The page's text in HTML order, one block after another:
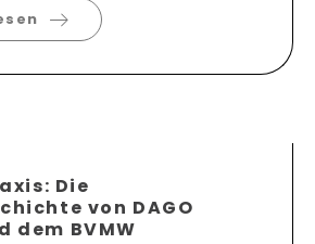
Die
von DAGO
dem BVMW